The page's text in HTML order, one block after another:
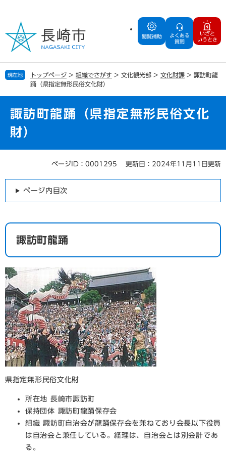
の
で
す
ー
ば
し
閲覧補助
よくある
質問
いざと
いうとき
現在地 トップページ > 組織でさがす > 文化観光部 > 文化財課 > 諏訪町龍
踊（県指定無形民俗文化財）
諏訪町龍踊（県指定無形民俗文化
財）
ページID：0001295 更新日：2024年11月11日更新
ページ内目次
諏訪町龍踊
県指定無形民俗文化財
所在地 長崎市諏訪町
保持団体 諏訪町龍踊保存会
組織 諏訪町自治会が龍踊保存会を兼ねており会長以下役員
は自治会と兼任している。経理は、自治会とは別会計であ
る。